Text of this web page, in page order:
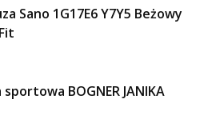
Sano 1G17E6 Y7Y5 Beżowy
BOGNER JANIKA